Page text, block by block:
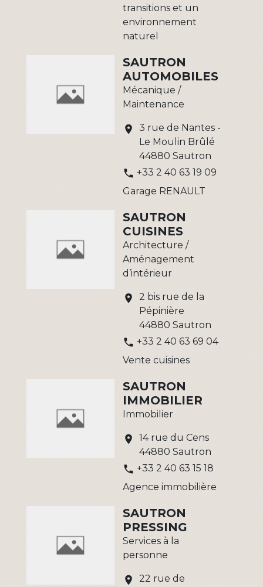
transitions et un
environnement
naturel
SAUTRON
AUTOMOBILES
Mécanique /
Maintenance
location_on
3 rue de Nantes -
Le Moulin Brûlé
44880 Sautron
phone +33 2 40 63 19 09
Garage RENAULT
SAUTRON
CUISINES
Architecture /
Aménagement
d’intérieur
location_on
2 bis rue de la
Pépinière
44880 Sautron
phone +33 2 40 63 69 04
Vente cuisines
SAUTRON
IMMOBILIER
Immobilier
location_on
14 rue du Cens
44880 Sautron
phone +33 2 40 63 15 18
Agence immobilière
SAUTRON
PRESSING
Services à la
personne
location_on
22 rue de